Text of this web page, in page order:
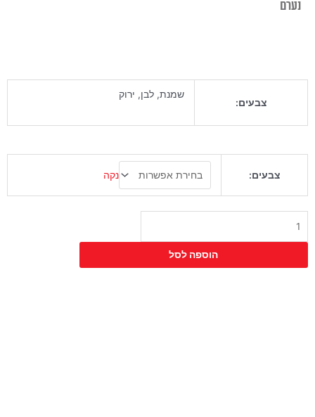
נערם
צבעים:
שמנת, לבן, ירוק
צבעים: נקה
הולנד
מתכוונן
הוספה לסל